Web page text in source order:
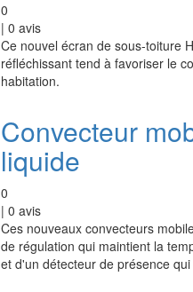
0
| 0 avis
Ce nouvel écran de sous-toiture
réfléchissant tend à favoriser le
habitation.
Convecteur
liquide
0
| 0 avis
Ces nouveaux convecteurs
de régulation qui maintient la
et d'un détecteur de présence